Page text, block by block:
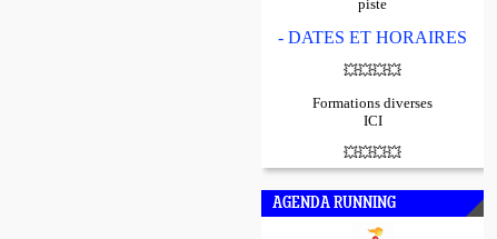
piste
- DATES ET HORAIRES
💥💥💥💥
Formations diverses
ICI
💥💥💥💥
AGENDA RUNNING